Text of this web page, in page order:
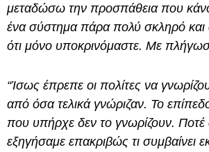
μεταδώσω την προσπάθεια που
ένα σύστημα πάρα πολύ σκληρό και
ότι μόνο υποκρινόμαστε. Με
“Ίσως έπρεπε οι πολίτες να
από όσα τελικά γνώριζαν. Το
που υπήρχε δεν το γνωρίζουν. Ποτέ
εξηγήσαμε επακριβώς τι συμβαίνει